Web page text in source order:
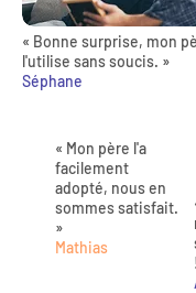
« Bonne surprise, mon
l'utilise sans soucis. »
Séphane
« Mon père l'a
facilement
adopté, nous en
sommes satisfait.
»
Mathias